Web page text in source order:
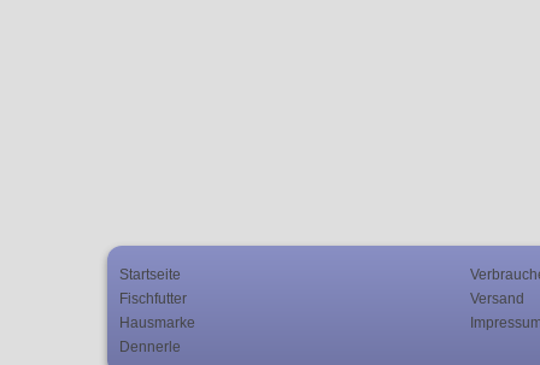
Startseite
Fischfutter
Hausmarke
Dennerle
Versand